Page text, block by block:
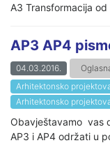
A3 Transformacija
AP3 AP4
04.03.2016.
Arhitektonsko
Arhitektonsko
Obavještavamo vas
AP3 i AP4 održati u